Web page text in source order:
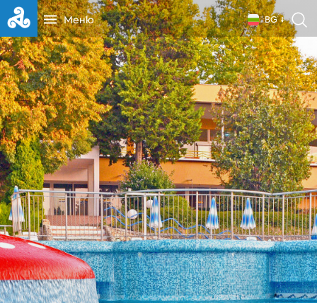
Меню BG